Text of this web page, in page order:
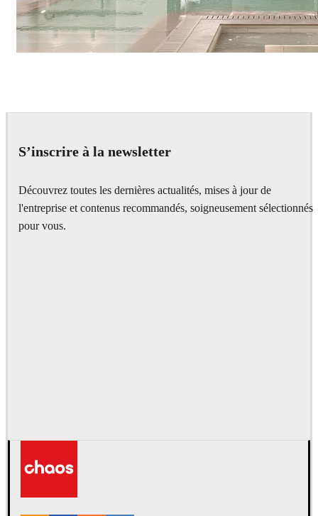
S’inscrire à la newsletter
Découvrez toutes les dernières actualités, mises à jour de
l'entreprise et contenus recommandés, soigneusement sélectionnés
pour vous.